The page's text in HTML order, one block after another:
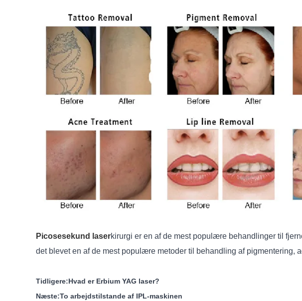
Picosesekund laserkirurgi er en af ​​de mest populære behandlinger til
det blevet en af ​​de mest populære metoder til behandling af pigmentering,
Tidligere:Hvad er Erbium YAG laser?
Næste:To arbejdstilstande af IPL-maskinen